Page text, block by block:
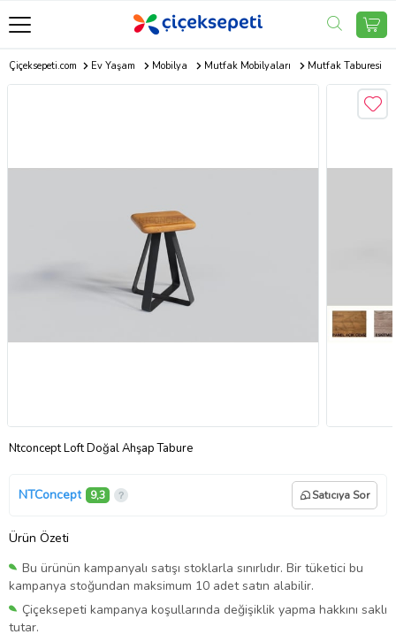
Çiçeksepeti.com Ev Yaşam Mobilya Mutfak Mobilyaları Mutfak Taburesi
Ntconcept Loft Doğal Ahşap Tabure
NTConcept 9,3 Satıcıya Sor
Ürün Özeti
Bu ürünün kampanyalı satışı stoklarla sınırlıdır. Bir tüketici bu
kampanya stoğundan maksimum 10 adet satın alabilir.
Çiçeksepeti kampanya koşullarında değişiklik yapma hakkını saklı
tutar.